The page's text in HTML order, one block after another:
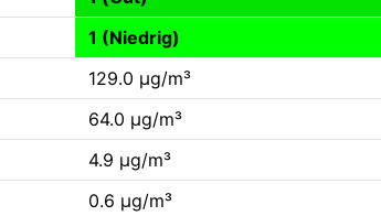
1 (Niedrig)
129.0 µg/m³
64.0 µg/m³
4.9 µg/m³
0.6 µg/m³